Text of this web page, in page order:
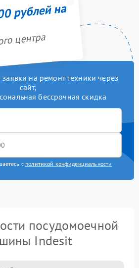
рублей на
центра
на ремонт техники через
сайт,
бессрочная скидка
с политикой конфиденциальности
посудомоечной
Indesit